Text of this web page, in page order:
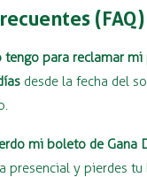
(FAQ)
tengo para reclamar
desde la fecha del
mi boleto de Gana
presencial y pierdes